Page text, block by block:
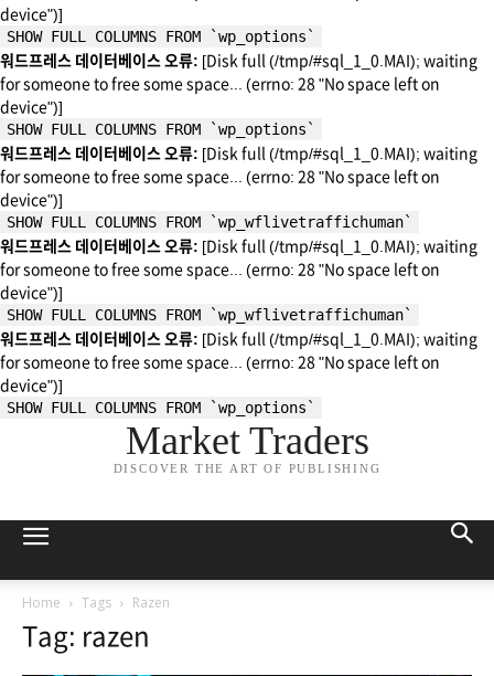
device")]
SHOW FULL COLUMNS FROM `wp_options`
워드프레스 데이터베이스 오류: [Disk full (/tmp/#sql_1_0.MAI); waiting
for someone to free some space... (errno: 28 "No space left on
device")]
SHOW FULL COLUMNS FROM `wp_options`
워드프레스 데이터베이스 오류: [Disk full (/tmp/#sql_1_0.MAI); waiting
for someone to free some space... (errno: 28 "No space left on
device")]
SHOW FULL COLUMNS FROM `wp_wflivetraffichuman`
워드프레스 데이터베이스 오류: [Disk full (/tmp/#sql_1_0.MAI); waiting
for someone to free some space... (errno: 28 "No space left on
device")]
SHOW FULL COLUMNS FROM `wp_wflivetraffichuman`
워드프레스 데이터베이스 오류: [Disk full (/tmp/#sql_1_0.MAI); waiting
for someone to free some space... (errno: 28 "No space left on
device")]
SHOW FULL COLUMNS FROM `wp_options`
Market Traders
DISCOVER THE ART OF PUBLISHING
Home Tags Razen
Tag: razen